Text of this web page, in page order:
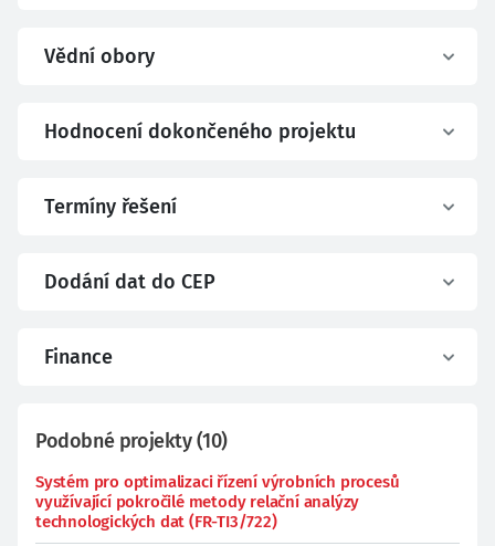
Vědní obory
Hodnocení dokončeného projektu
Termíny řešení
Dodání dat do CEP
Finance
Podobné projekty(10)
Systém pro optimalizaci řízení výrobních procesů
využívající pokročilé metody relační analýzy
technologických dat (FR-TI3/722)